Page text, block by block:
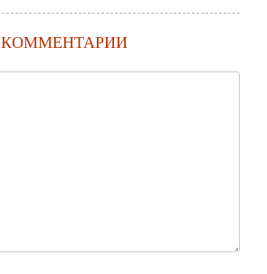
КОММЕНТАРИИ